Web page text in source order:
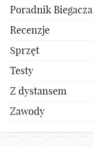
Poradnik Biegacza
Recenzje
Sprzęt
Testy
Z dystansem
Zawody